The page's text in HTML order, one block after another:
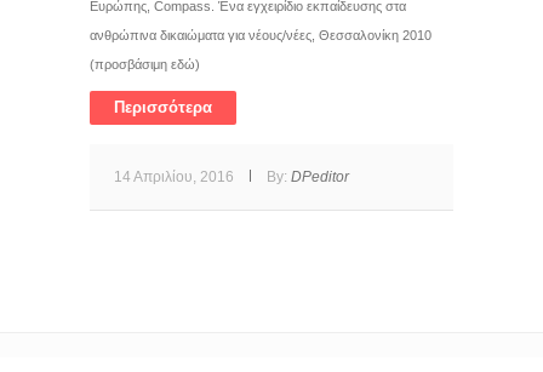
Ευρώπης, Compass. Ένα εγχειρίδιο εκπαίδευσης στα
ανθρώπινα δικαιώματα για νέους/νέες, Θεσσαλονίκη 2010
(προσβάσιμη εδώ)
Περισσότερα
14 Απριλίου, 2016 By: DPeditor